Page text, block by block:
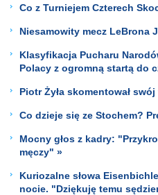
Co z Turniejem Czterech
Niesamowity mecz LeBrona
Klasyfikacja Pucharu
Polacy z ogromną startą do
Piotr Żyła skomentował
Co dzieje się ze Stochem?
Mocny głos z kadry:
męczy" »
Kuriozalne słowa
nocie. "Dziękuję temu